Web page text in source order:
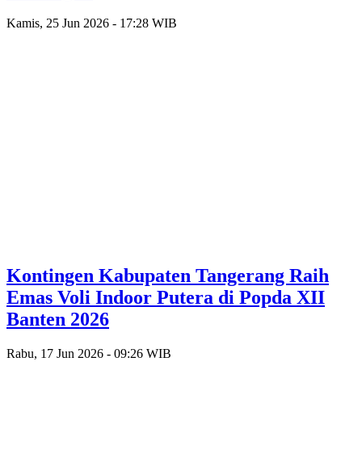
Kamis, 25 Jun 2026 - 17:28 WIB
Kontingen Kabupaten Tangerang Raih
Emas Voli Indoor Putera di Popda XII
Banten 2026
Rabu, 17 Jun 2026 - 09:26 WIB